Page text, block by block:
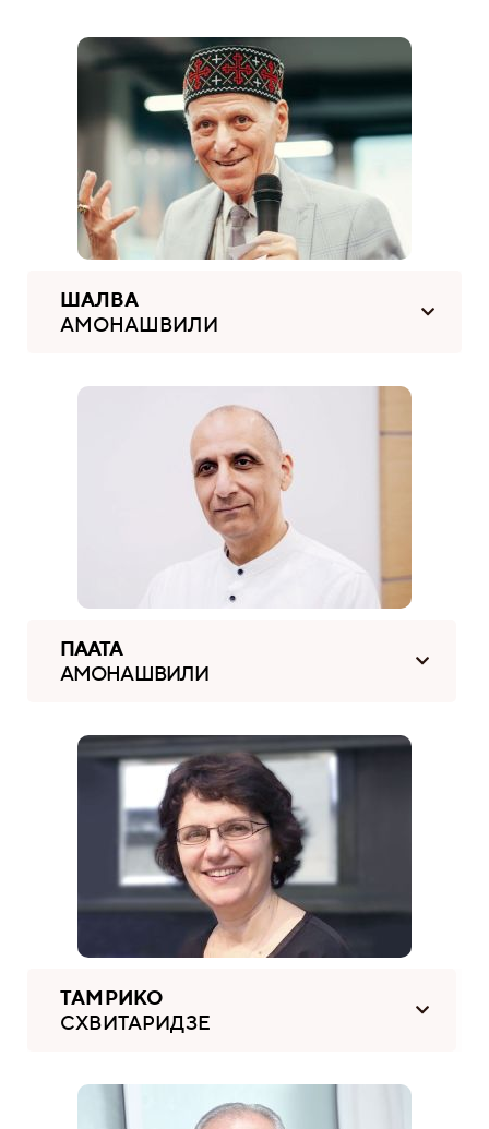
ШАЛВА
АМОНАШВИЛИ
ПААТА
АМОНАШВИЛИ
ТАМРИКО
СХВИТАРИДЗЕ